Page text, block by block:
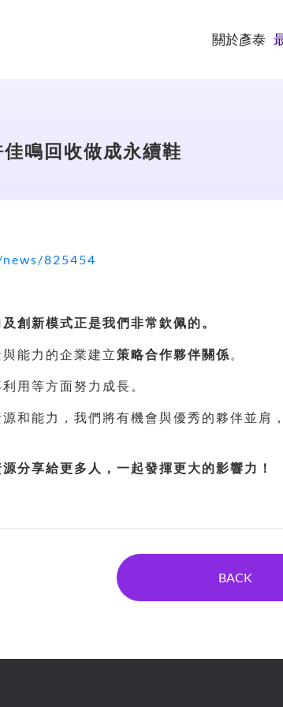
關於彥泰
鳴回收做成永續鞋
825454
創新模式正是我們非常欽佩的。
能力的企業建立策略合作夥伴關係 。
用等方面努力成長。
和能力，我們將有機會與優秀的夥伴並肩
分享給更多人，一起發揮更大的影響力！
BACK